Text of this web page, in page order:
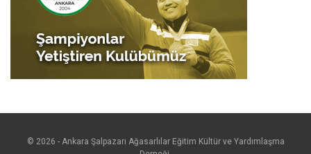
© 2026 - Ankara Şalpazarı Ağasarlılar Eğitim Kültür ve Yardımlaşma